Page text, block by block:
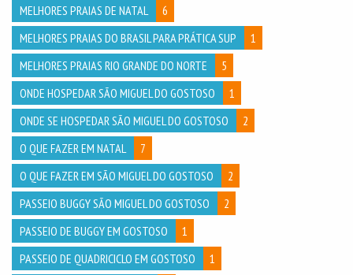
MELHORES PRAIAS DE NATAL
6
MELHORES PRAIAS DO BRASIL PARA PRÁTICA SUP
1
MELHORES PRAIAS RIO GRANDE DO NORTE
5
ONDE HOSPEDAR SÃO MIGUEL DO GOSTOSO
1
ONDE SE HOSPEDAR SÃO MIGUEL DO GOSTOSO
2
O QUE FAZER EM NATAL
7
O QUE FAZER EM SÃO MIGUEL DO GOSTOSO
2
PASSEIO BUGGY SÃO MIGUEL DO GOSTOSO
2
PASSEIO DE BUGGY EM GOSTOSO
1
PASSEIO DE QUADRICICLO EM GOSTOSO
1